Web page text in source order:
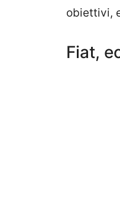
obiettivi,
Fiat,